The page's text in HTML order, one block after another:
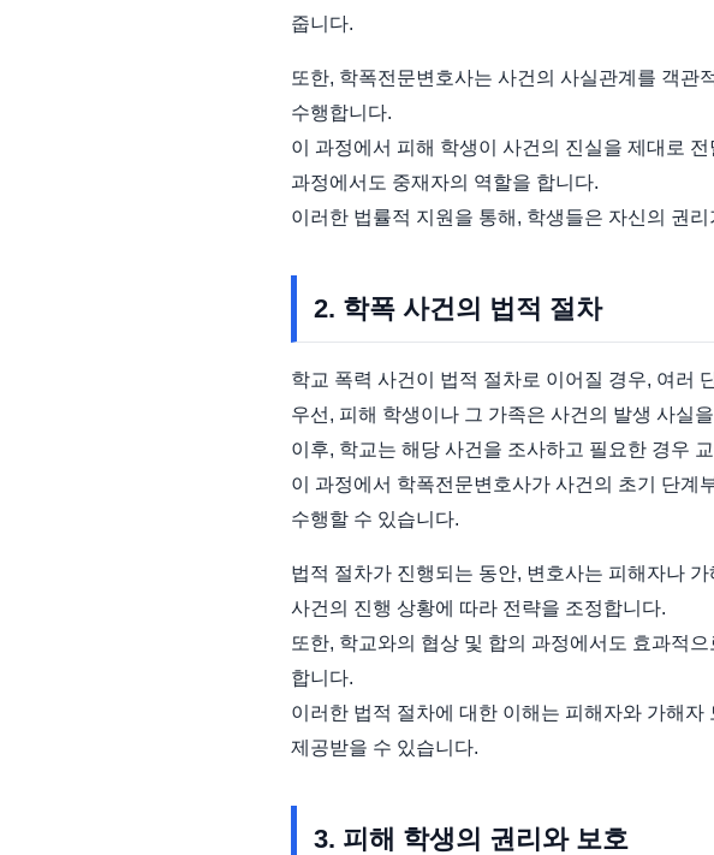
줍니다.
또한, 학폭전문변호사는 사건의 사실관계를 객관
수행합니다.
이 과정에서 피해 학생이 사건의 진실을 제대로
과정에서도 중재자의 역할을 합니다.
이러한 법률적 지원을 통해, 학생들은 자신의 권
2. 학폭 사건의 법적 절차
학교 폭력 사건이 법적 절차로 이어질 경우, 여러
우선, 피해 학생이나 그 가족은 사건의 발생 사실
이후, 학교는 해당 사건을 조사하고 필요한 경우
이 과정에서 학폭전문변호사가 사건의 초기 단계
수행할 수 있습니다.
법적 절차가 진행되는 동안, 변호사는 피해자나
사건의 진행 상황에 따라 전략을 조정합니다.
또한, 학교와의 협상 및 합의 과정에서도 효과적
합니다.
이러한 법적 절차에 대한 이해는 피해자와 가해
제공받을 수 있습니다.
3. 피해 학생의 권리와 보호